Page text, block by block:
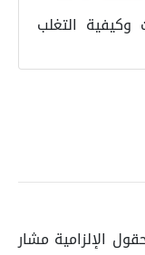
وكيفية التغلب
الإلزامية مشار